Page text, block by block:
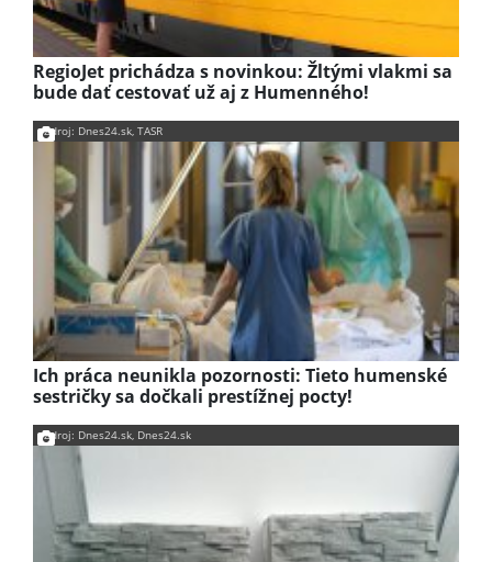
RegioJet prichádza s novinkou: Žltými vlakmi sa
bude dať cestovať už aj z Humenného!
Zdroj: Dnes24.sk, TASR
Ich práca neunikla pozornosti: Tieto humenské
sestričky sa dočkali prestížnej pocty!
Zdroj: Dnes24.sk, Dnes24.sk